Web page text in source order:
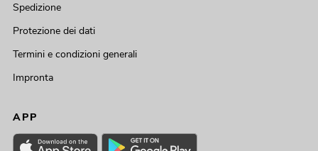
Spedizione
Protezione dei dati
Termini e condizioni generali
Impronta
APP